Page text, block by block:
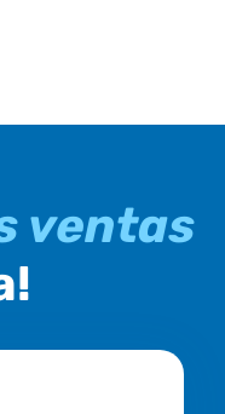
ventas